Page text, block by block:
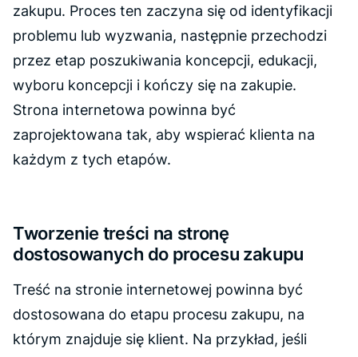
zakupu. Proces ten zaczyna się od identyfikacji
problemu lub wyzwania, następnie przechodzi
przez etap poszukiwania koncepcji, edukacji,
wyboru koncepcji i kończy się na zakupie.
Strona internetowa powinna być
zaprojektowana tak, aby wspierać klienta na
każdym z tych etapów.
Tworzenie treści na stronę
dostosowanych do procesu zakupu
Treść na stronie internetowej powinna być
dostosowana do etapu procesu zakupu, na
którym znajduje się klient. Na przykład, jeśli